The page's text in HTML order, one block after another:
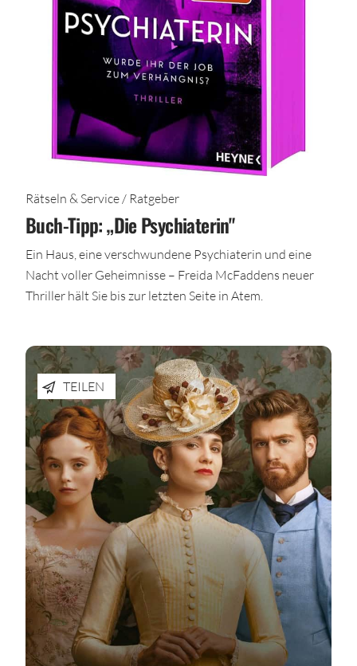
Rätseln & Service / Ratgeber
Buch-Tipp: „Die Psychiaterin"
Ein Haus, eine verschwundene Psychiaterin und eine
Nacht voller Geheimnisse – Freida McFaddens neuer
Thriller hält Sie bis zur letzten Seite in Atem.
TEILEN